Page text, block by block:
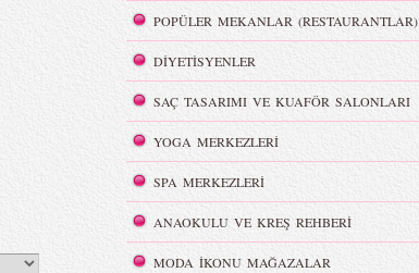
POPÜLER MEKANLAR (RESTAURANTLAR)
DİYETİSYENLER
SAÇ TASARIMI VE KUAFÖR SALONLARI
YOGA MERKEZLERİ
SPA MERKEZLERİ
ANAOKULU VE KREŞ REHBERİ
MODA İKONU MAĞAZALAR